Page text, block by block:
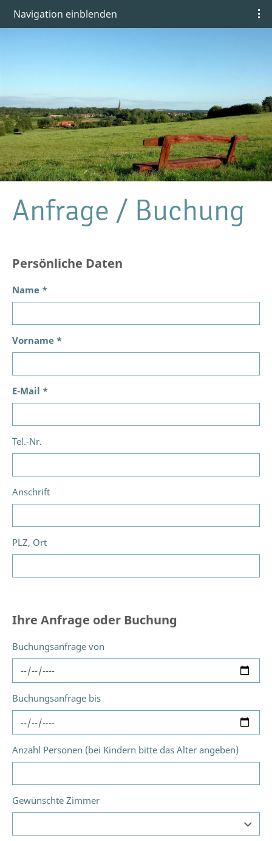
Navigation einblenden
Anfrage / Buchung
Persönliche Daten
Name *
Vorname *
E-Mail *
Tel.-Nr.
Anschrift
PLZ, Ort
Ihre Anfrage oder Buchung
Buchungsanfrage von
Buchungsanfrage bis
Anzahl Personen (bei Kindern bitte das Alter angeben)
Gewünschte Zimmer